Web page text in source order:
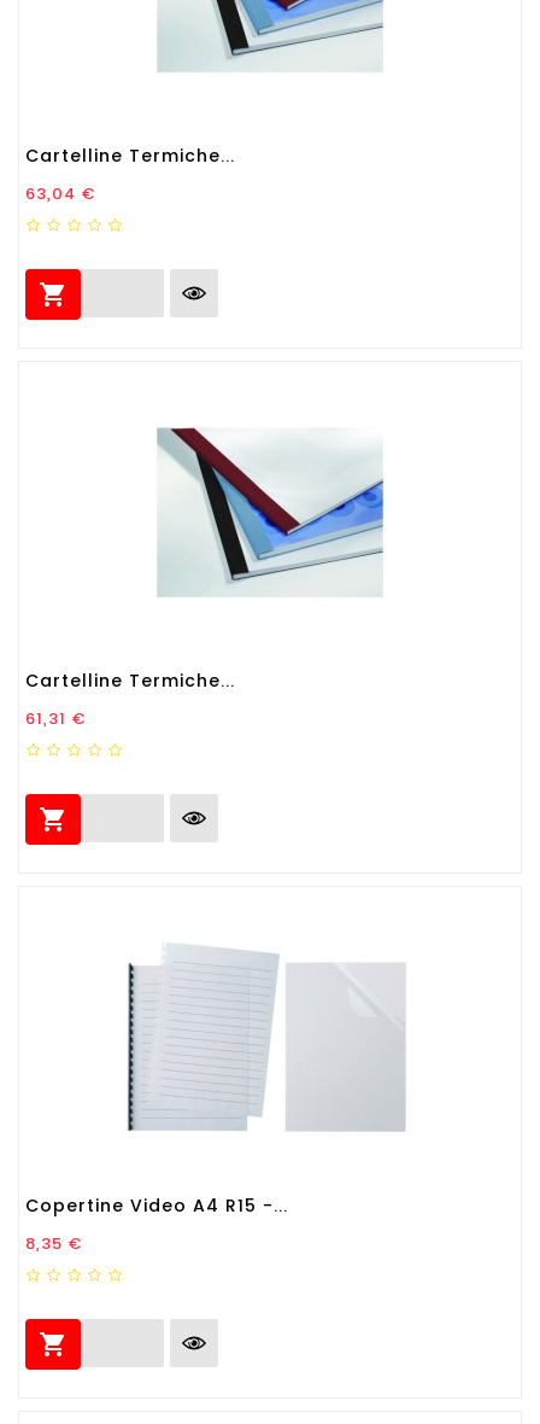
Cartelline Termiche...
Prezzo
63,04 €

Cartelline Termiche...
Prezzo
61,31 €

Copertine Video A4 R15 -...
Prezzo
8,35 €
